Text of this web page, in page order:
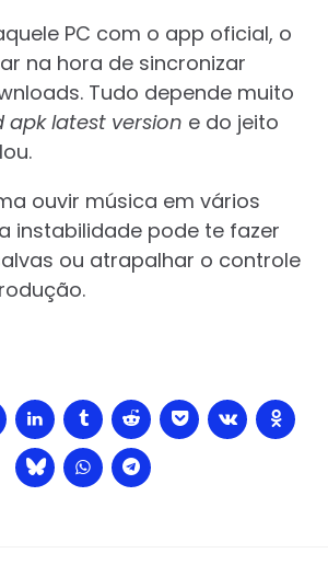
PC com o app oficial, o
na hora de sincronizar
Tudo depende muito
latest version e do jeito
ouvir música em vários
instabilidade pode te fazer
ou atrapalhar o controle